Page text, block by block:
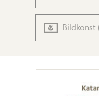
Bildkonst (